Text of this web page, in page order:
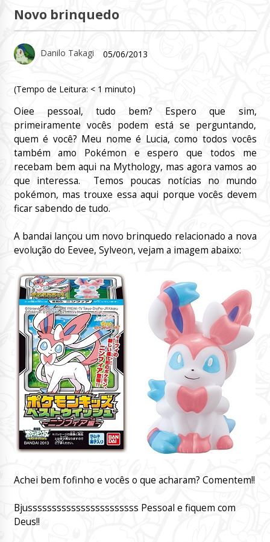
Novo brinquedo
Danilo Takagi 05/06/2013
(Tempo de Leitura: < 1 minuto)
Oiee pessoal, tudo bem? Espero que sim,
primeiramente vocês podem está se perguntando,
quem é você? Meu nome é Lucia, como todos vocês
também amo Pokémon e espero que todos me
recebam bem aqui na Mythology, mas agora vamos ao
que interessa. Temos poucas notícias no mundo
pokémon, mas trouxe essa aqui porque vocês devem
ficar sabendo de tudo.
A bandai lançou um novo brinquedo relacionado a nova
evolução do Eevee, Sylveon, vejam a imagem abaixo:
Achei bem fofinho e vocês o que acharam? Comentem!!
Bjusssssssssssssssssssssss Pessoal e fiquem com
Deus!!